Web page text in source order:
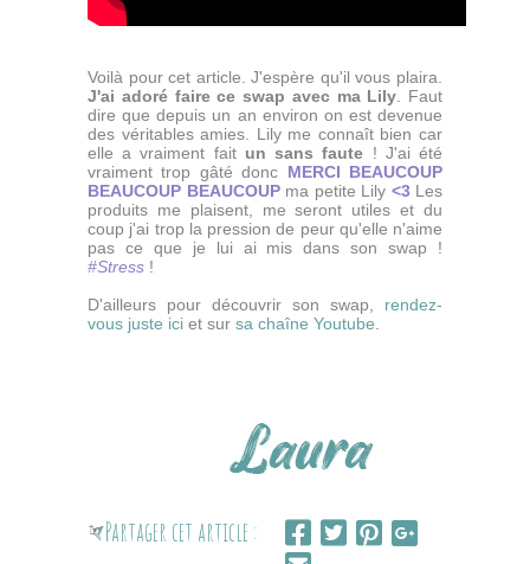
Voilà pour cet article. J'espère qu'il vous plaira.
J'ai adoré faire ce swap avec ma Lily . Faut
dire que depuis un an environ on est devenue
des véritables amies. Lily me connaît bien car
elle a vraiment faitun sans faute ! J'ai été
vraiment trop gâté donc MERCI BEAUCOUP
BEAUCOUP BEAUCOUPma petite Lily <3Les
produits me plaisent, me seront utiles et du
coup j'ai trop la pression de peur qu'elle n'aime
pas ce que je lui ai mis dans son swap !
#Stress !
D'ailleurs pour découvrir son swap, rendez-
vous juste ici et sur sa chaîne Youtube
Partager cet article :